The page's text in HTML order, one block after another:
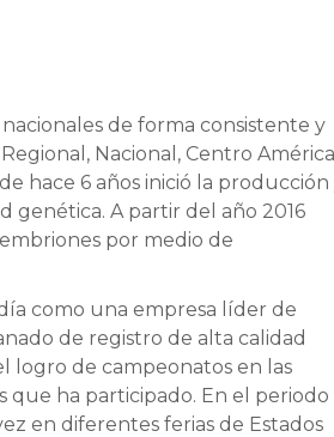
de forma consistente y
Nacional, Centro América
hace 6 años inició la producción
genética. A partir del año 2016
por medio de
como una empresa líder de
de registro de alta calidad
logro de campeonatos en las
que ha participado. En el periodo
en diferentes ferias de Estados